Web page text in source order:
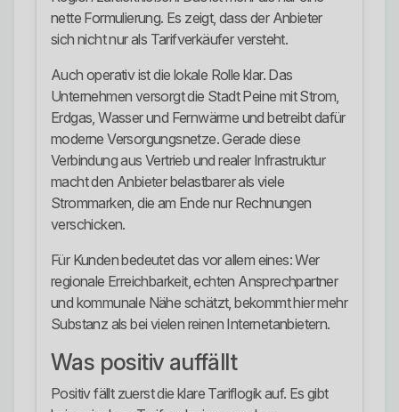
nette Formulierung. Es zeigt, dass der Anbieter
sich nicht nur als Tarifverkäufer versteht.
Auch operativ ist die lokale Rolle klar. Das
Unternehmen versorgt die Stadt Peine mit Strom,
Erdgas, Wasser und Fernwärme und betreibt dafür
moderne Versorgungsnetze. Gerade diese
Verbindung aus Vertrieb und realer Infrastruktur
macht den Anbieter belastbarer als viele
Strommarken, die am Ende nur Rechnungen
verschicken.
Für Kunden bedeutet das vor allem eines: Wer
regionale Erreichbarkeit, echten Ansprechpartner
und kommunale Nähe schätzt, bekommt hier mehr
Substanz als bei vielen reinen Internetanbietern.
Was positiv auffällt
Positiv fällt zuerst die klare Tariflogik auf. Es gibt